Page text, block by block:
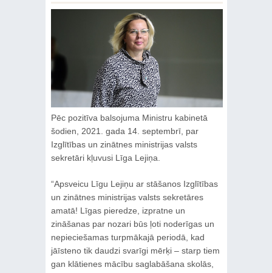
Pēc pozitīva balsojuma Ministru kabinetā
šodien, 2021. gada 14. septembrī, par
Izglītības un zinātnes ministrijas valsts
sekretāri kļuvusi Līga Lejiņa.
“Apsveicu Līgu Lejiņu ar stāšanos Izglītības
un zinātnes ministrijas valsts sekretāres
amatā! Līgas pieredze, izpratne un
zināšanas par nozari būs ļoti noderīgas un
nepieciešamas turpmākajā periodā, kad
jāīsteno tik daudzi svarīgi mērķi – starp tiem
gan klātienes mācību saglabāšana skolās,